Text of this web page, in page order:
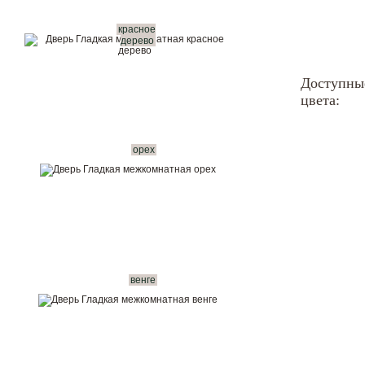
Показать в интерьере
Рассчитать комплект
красное
дерево
орех
венге
цвета: